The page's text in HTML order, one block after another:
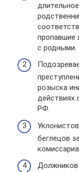
пропавшие
с родными.
розыска
действиях
РФ.
беглецов
Должников